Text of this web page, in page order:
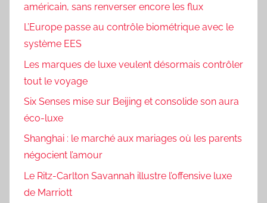
américain, sans renverser encore les flux
L’Europe passe au contrôle biométrique avec le
système EES
Les marques de luxe veulent désormais contrôler
tout le voyage
Six Senses mise sur Beijing et consolide son aura
éco-luxe
Shanghai : le marché aux mariages où les parents
négocient l’amour
Le Ritz-Carlton Savannah illustre l’offensive luxe
de Marriott